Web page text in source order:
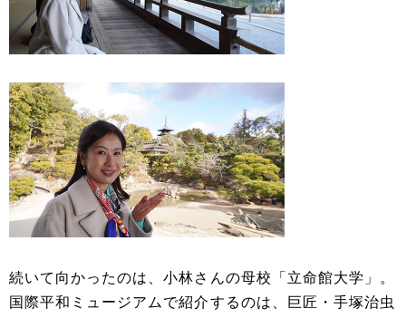
続いて向かったのは、小林さんの母校「立命館大学」。
国際平和ミュージアムで紹介するのは、巨匠・手塚治虫